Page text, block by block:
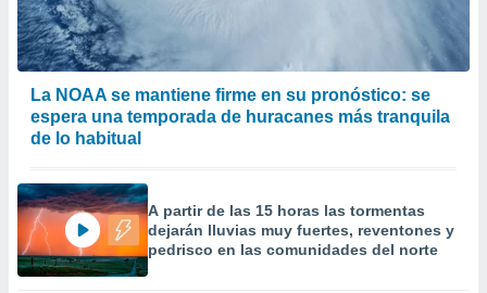
crear un
uso de
contenido
el
del
de
o a través
La NOAA se mantiene firme en su pronóstico: se
espera una temporada de huracanes más tranquila
de lo habitual
A partir de las 15 horas las tormentas
dejarán lluvias muy fuertes, reventones y
pedrisco en las comunidades del norte